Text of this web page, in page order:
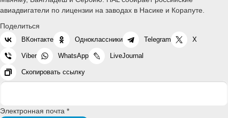
авиадвигатели по лицензии на заводах в Насике и Корапуте.
Поделиться
ВКонтакте Одноклассники Telegram X
Viber WhatsApp LiveJournal
Скопировать ссылку
Электронная почта *